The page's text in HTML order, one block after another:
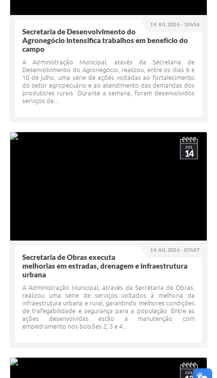
14 JUL 2026 - 10h56
Secretaria de Desenvolvimento do
Agronegócio intensifica trabalhos em benefício do
campo
A Administração Municipal, atavés da Secretaria de
Desenvolvimento do Agronegócio, realizou, entre os dias 6 e
10 de julho, uma série de ações voltadas ao fortalecimento
do setor agropecuário e ao atendimento das demandas dos
produtores rurais. Durante a semana, foram desenvolvidos
serviços de...
14 JUL 2026 - 07h37
JUL
14
Secretaria de Obras executa
melhorias em estradas, drenagem e infraestrutura
urbana
A Administração Municipal, através da Secretaria de Obras,
realizou uma série de serviços voltados à melhoria da
infraestrutura urbana e rural, garantindo melhores condições
de trafegabilidade e segurança para a população. Entre as
ações desenvolvidas estão a manutenção com
empedramento nos bolsões 2, 3 e 4...
JUL